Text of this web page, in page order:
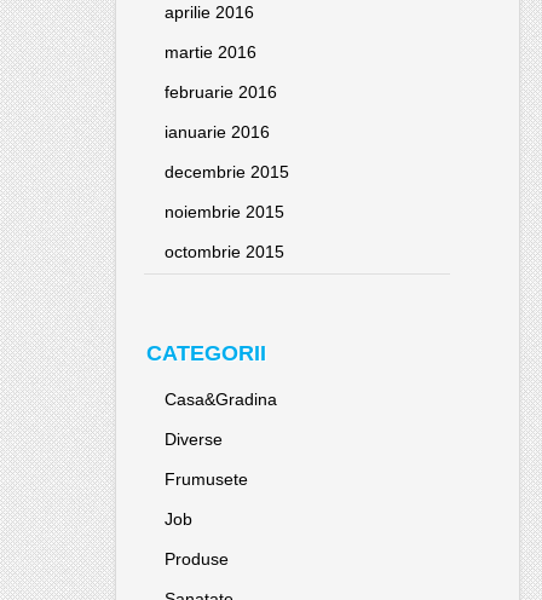
aprilie 2016
martie 2016
februarie 2016
ianuarie 2016
decembrie 2015
noiembrie 2015
octombrie 2015
CATEGORII
Casa&Gradina
Diverse
Frumusete
Job
Produse